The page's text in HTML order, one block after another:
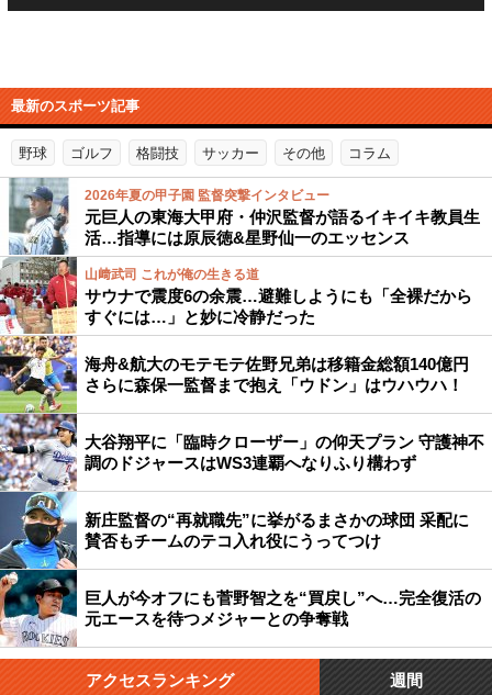
最新のスポーツ記事
野球 ゴルフ 格闘技 サッカー その他 コラム
2026年夏の甲子園 監督突撃インタビュー
元巨人の東海大甲府・仲沢監督が語るイキイキ教員生
活…指導には原辰徳&星野仙一のエッセンス
山﨑武司 これが俺の生きる道
サウナで震度6の余震…避難しようにも「全裸だから
すぐには…」と妙に冷静だった
海舟&航大のモテモテ佐野兄弟は移籍金総額140億円
さらに森保一監督まで抱え「ウドン」はウハウハ！
大谷翔平に「臨時クローザー」の仰天プラン 守護神不
調のドジャースはWS3連覇へなりふり構わず
新庄監督の“再就職先”に挙がるまさかの球団 采配に
賛否もチームのテコ入れ役にうってつけ
巨人が今オフにも菅野智之を“買戻し”へ…完全復活の
元エースを待つメジャーとの争奪戦
アクセスランキング 週間